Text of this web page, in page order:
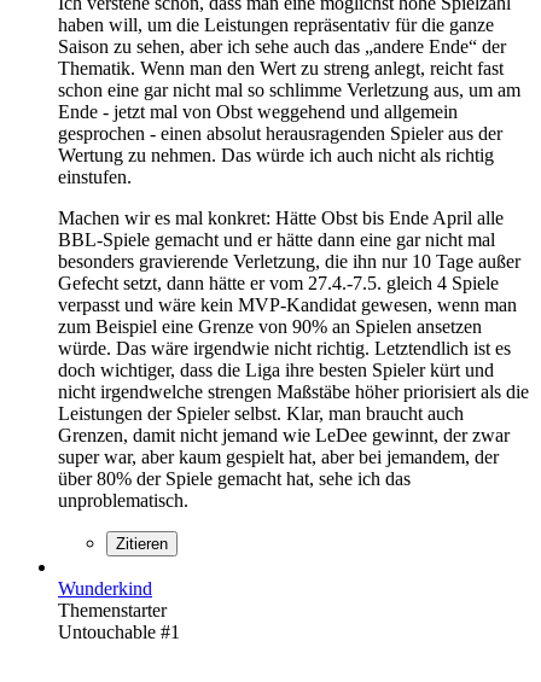
haben will, um die Leistungen repräsentativ für die ganze
Saison zu sehen, aber ich sehe auch das „andere Ende“ der
Thematik. Wenn man den Wert zu streng anlegt, reicht fast
schon eine gar nicht mal so schlimme Verletzung aus, um am
Ende - jetzt mal von Obst weggehend und allgemein
gesprochen - einen absolut herausragenden Spieler aus der
Wertung zu nehmen. Das würde ich auch nicht als richtig
einstufen.
Machen wir es mal konkret: Hätte Obst bis Ende April alle
BBL-Spiele gemacht und er hätte dann eine gar nicht mal
besonders gravierende Verletzung, die ihn nur 10 Tage außer
Gefecht setzt, dann hätte er vom 27.4.-7.5. gleich 4 Spiele
verpasst und wäre kein MVP-Kandidat gewesen, wenn man
zum Beispiel eine Grenze von 90% an Spielen ansetzen
würde. Das wäre irgendwie nicht richtig. Letztendlich ist es
doch wichtiger, dass die Liga ihre besten Spieler kürt und
nicht irgendwelche strengen Maßstäbe höher priorisiert als die
Leistungen der Spieler selbst. Klar, man braucht auch
Grenzen, damit nicht jemand wie LeDee gewinnt, der zwar
super war, aber kaum gespielt hat, aber bei jemandem, der
über 80% der Spiele gemacht hat, sehe ich das
unproblematisch.
Zitieren
Wunderkind
Themenstarter
Untouchable #1